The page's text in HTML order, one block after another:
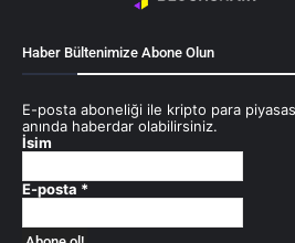
Haber Bültenimize Abone Olun
E-posta aboneliği ile kripto para
anında haberdar olabilirsiniz.
İsim
E-posta *